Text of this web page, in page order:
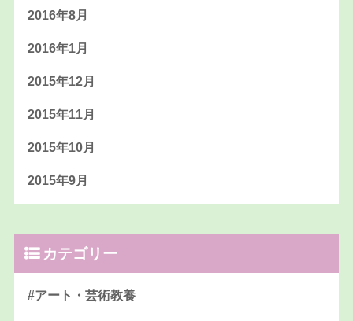
2016年8月
2016年1月
2015年12月
2015年11月
2015年10月
2015年9月
カテゴリー
#アート・芸術教養